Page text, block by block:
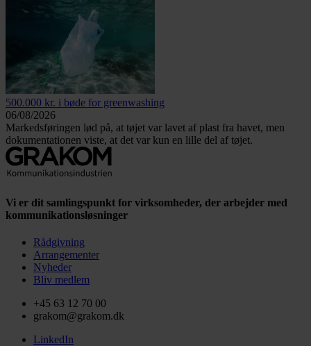
500.000 kr. i bøde for greenwashing
06/08/2026
Markedsføringen lød på, at tøjet var lavet af plast fra havet, men
dokumentationen viste, at det var kun en lille del af tøjet.
Vi er dit samlingspunkt for virksomheder, der arbejder med
kommunikationsløsninger
Rådgivning
Arrangementer
Nyheder
Bliv medlem
+45 63 12 70 00
grakom@grakom.dk
LinkedIn